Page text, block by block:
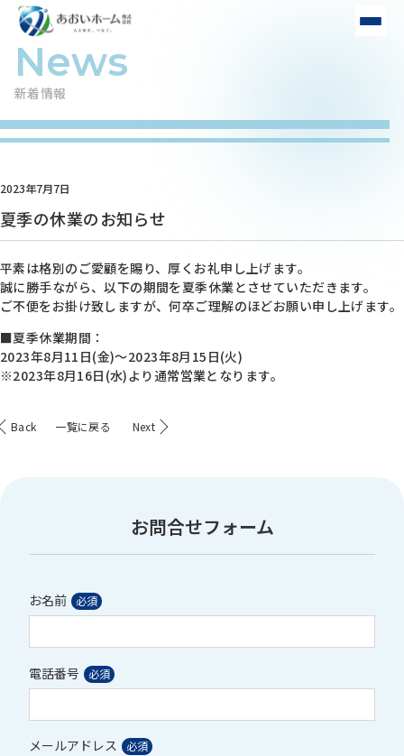
新着情報
2023年7月7日
夏季の休業のお知らせ
平素は格別のご愛顧を賜り、厚くお礼申し上げます。
誠に勝手ながら、以下の期間を夏季休業とさせていただきます。
ご不便をお掛け致しますが、何卒ご理解のほどお願い申し上げます。
■夏季休業期間：
2023年8月11日(金)～2023年8月15日(火)
※2023年8月16日(水)より通常営業となります。
Back 一覧に戻る Next
お問合せフォーム
お名前
電話番号
メールアドレス